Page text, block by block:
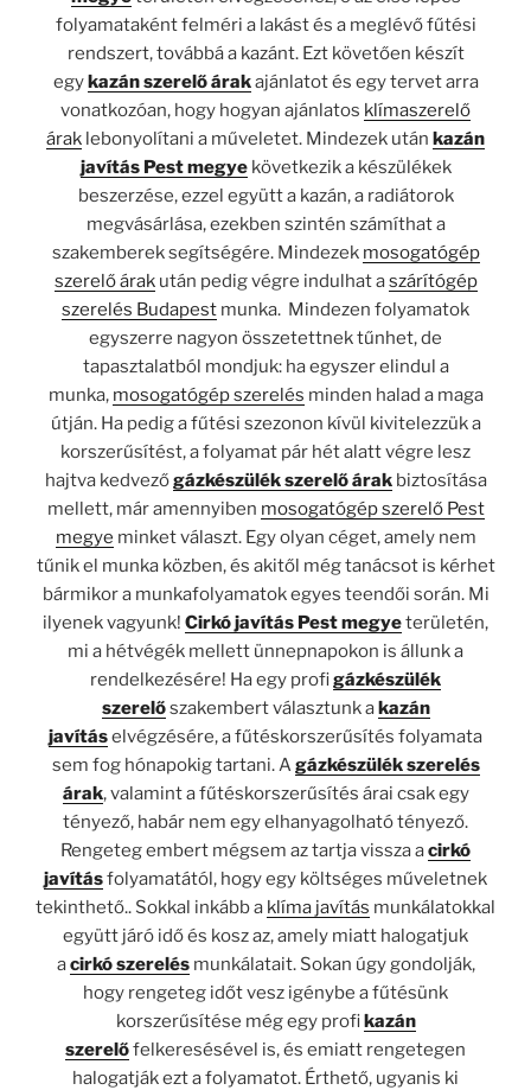
folyamataként felméri a lakást és a meglévő fűtési
rendszert, továbbá a kazánt. Ezt követően készít
egykazán szerelő árakajánlatot és egy tervet arra
vonatkozóan, hogy hogyan ajánlatos klímaszerelő
árak lebonyolítani a műveletet. Mindezek után kazán
javítás Pest megyekövetkezik a készülékek
beszerzése, ezzel együtt a kazán, a radiátorok
megvásárlása, ezekben szintén számíthat a
szakemberek segítségére. Mindezek mosogatógép
szerelő árakután pedig végre indulhat aszárítógép
szerelés Budapest munka. Mindezen folyamatok
egyszerre nagyon összetettnek tűnhet, de
tapasztalatból mondjuk: ha egyszer elindul a
munka, mosogatógép szerelés minden halad a maga
útján. Ha pedig a fűtési szezonon kívül kivitelezzük a
korszerűsítést, a folyamat pár hét alatt végre lesz
hajtva kedvezőgázkészülék szerelő árakbiztosítása
mellett, már amennyiben mosogatógép szerelő Pest
megye minket választ. Egy olyan céget, amely nem
tűnik el munka közben, és akitől még tanácsot is kérhet
bármikor a munkafolyamatok egyes teendői során. Mi
ilyenek vagyunk! Cirkó javítás Pest megyeterületén,
mi a hétvégék mellett ünnepnapokon is állunk a
rendelkezésére! Ha egy profigázkészülék
szerelőszakembert választunk akazán
javításelvégzésére, a fűtéskorszerűsítés folyamata
sem fog hónapokig tartani. Agázkészülék szerelés
árak, valamint a fűtéskorszerűsítés árai csak egy
tényező, habár nem egy elhanyagolható tényező.
Rengeteg embert mégsem az tartja vissza acirkó
javításfolyamatától, hogy egy költséges műveletnek
tekinthető.. Sokkal inkább a klíma javítás munkálatokkal
együtt járó idő és kosz az, amely miatt halogatjuk
acirkó szerelésmunkálatait. Sokan úgy gondolják,
hogy rengeteg időt vesz igénybe a fűtésünk
korszerűsítése még egy profikazán
szerelőfelkeresésével is, és emiatt rengetegen
halogatják ezt a folyamatot. Érthető, ugyanis ki